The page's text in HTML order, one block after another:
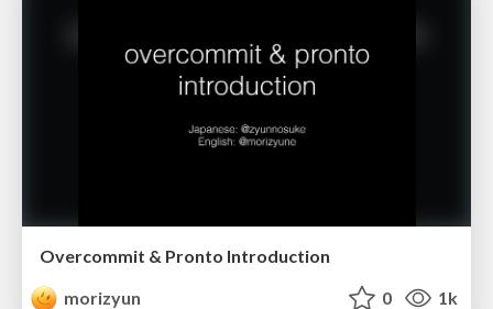
Overcommit & Pronto Introduction
morizyun
0 1k